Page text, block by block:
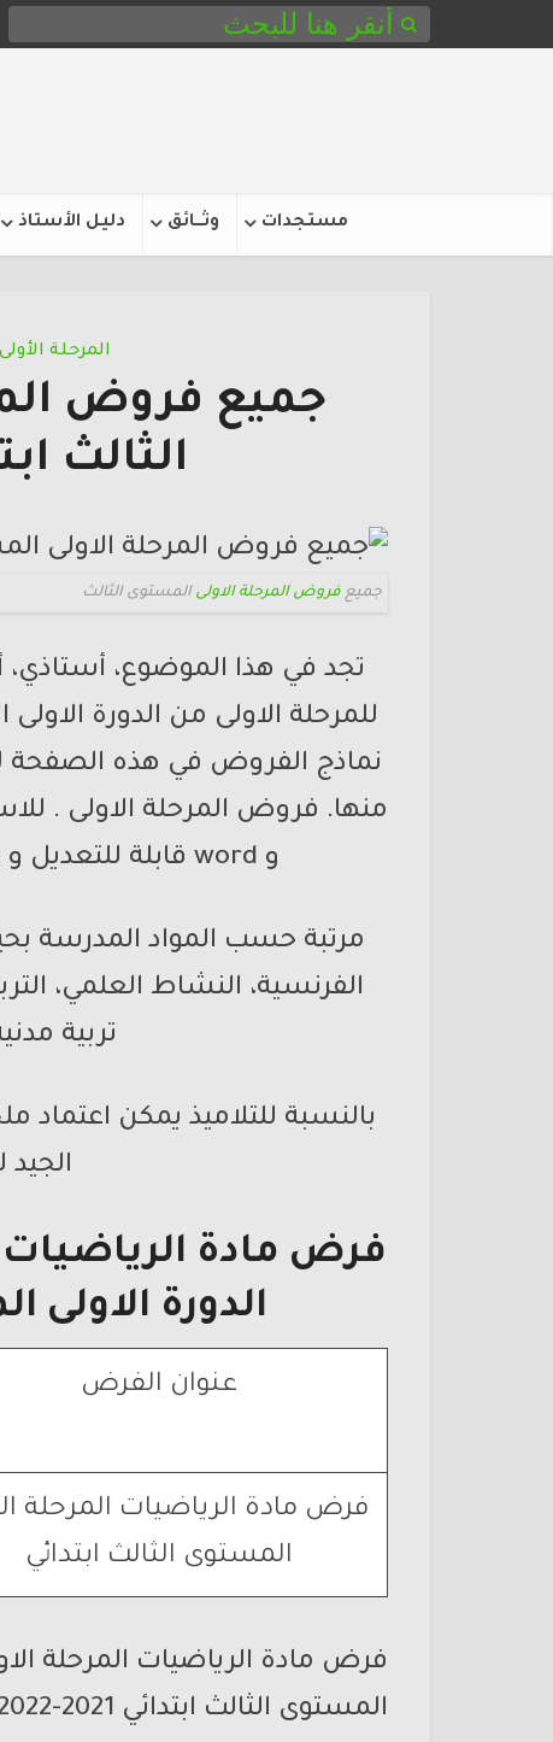
مستجدات وثـــائق دليل الأستاذ
المرحلة الأولى
جميع فروض
الثالث ابتدائي
جميع فروض المرحلة الاولى المستوى الثالث
تجد في هذا الموضوع،
للمرحلة الاولى من الدورة
نماذج الفروض في هذه الصفحة
و word قابلة للتعديل و جاهزة للمعاينة و التحميل و الطبع
مرتبة حسب المواد المدرسة
الفرنسية، النشاط العلمي،
تربية
بالنسبة للتلاميذ يمكن
الجيد
فرض مادة الرياضيات
الدورة الاولى
عنوان الفرض
فرض مادة الرياضيات المرحلة
المستوى الثالث ابتدائي
فرض مادة الرياضيات المرحلة
المستوى الثالث ابتدائي 2021-2022